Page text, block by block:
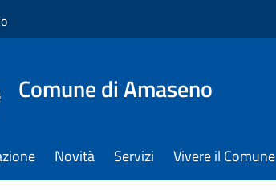
Comune di Amaseno
Novità Servizi Vivere il Comune